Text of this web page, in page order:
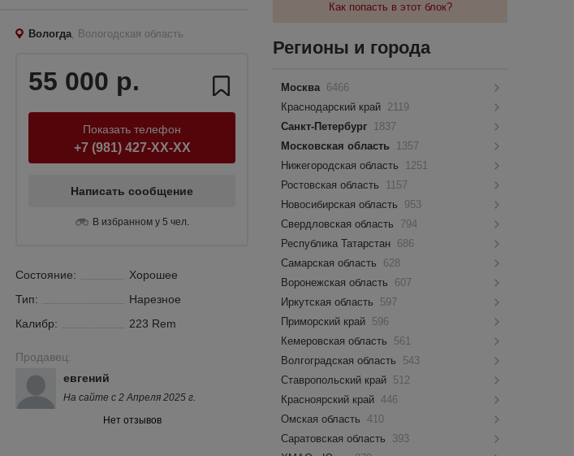
Вологда, Вологодская область
55 000 р.
Показать телефон
+7 (981) 427-XX-XX
Написать сообщение
В избранном у 5 чел.
Состояние:
Хорошее
Тип:
Нарезное
Калибр:
223 Rem
Продавец:
евгений
На сайте с 2 Апреля 2025 г.
Нет отзывов
Как попасть в этот блок?
Регионы и города
Москва 6466
Краснодарский край 2119
Санкт-Петербург 1837
Московская область 1357
Нижегородская область
1251
Ростовская область
1157
Новосибирская область
953
Свердловская область
794
Республика Татарстан 686
Самарская область
628
Воронежская область
607
Иркутская область
597
Приморский край 596
Кемеровская область
561
Волгоградская область
543
Ставропольский край 512
Красноярский край 446
Омская область
410
Саратовская область
393